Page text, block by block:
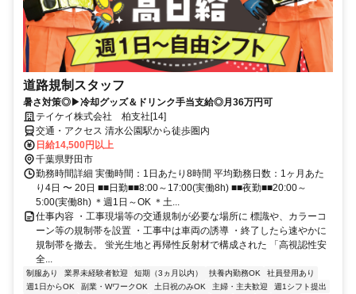
道路規制スタッフ
暑さ対策◎▶冷却グッズ＆ドリンク手当支給◎月36万円可
テイケイ株式会社 柏支社[14]
交通・アクセス 清水公園駅から徒歩圏内
日給14,500円以上
千葉県野田市
勤務時間詳細 実働時間：1日あたり8時間 平均勤務日数：1ヶ月あた
り4日 〜 20日 ■■日勤■■8:00～17:00(実働8h) ■■夜勤■■20:00～
5:00(実働8h) ＊週1日～OK ＊土...
仕事内容 ・工事現場等の交通規制が必要な場所に 標識や、カラーコ
ーン等の規制帯を設置 ・工事中は車両の誘導 ・終了したら速やかに
規制帯を撤去。 蛍光生地と再帰性反射材で構成された 「高視認性安
全...
制服あり 業界未経験者歓迎 短期（3ヵ月以内） 扶養内勤務OK
社員登用あり
週1日からOK
副業・WワークOK 土日祝のみOK 主婦・主夫歓迎
週1シフト提出